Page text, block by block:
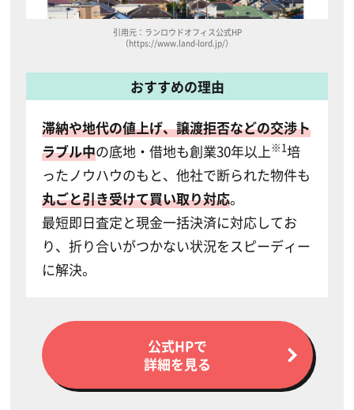
引用元：ランロウドオフィス公式HP
（https://www.land-lord.jp/）
おすすめの理由
滞納や地代の値上げ、譲渡拒否などの交渉ト
ラブル中の底地・借地も創業30年以上※1培
ったノウハウのもと、他社で断られた物件も
丸ごと引き受けて買い取り対応。
最短即日査定と現金一括決済に対応してお
り、折り合いがつかない状況をスピーディー
に解決。
公式HPで
詳細を見る